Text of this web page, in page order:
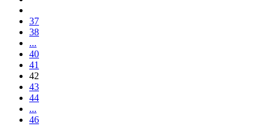
37
38
...
40
41
42
43
44
...
46